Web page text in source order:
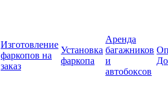
Изготовление
фаркопов на
заказ
Установка
фаркопа
Аренда
багажников
и
автобоксов